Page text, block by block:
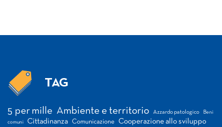
TAG
5 per mille Ambiente e territorio Azzardo patologico Beni
comuni Cittadinanza Comunicazione Cooperazione allo sviluppo